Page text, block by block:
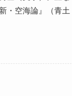
・空海論』（青土